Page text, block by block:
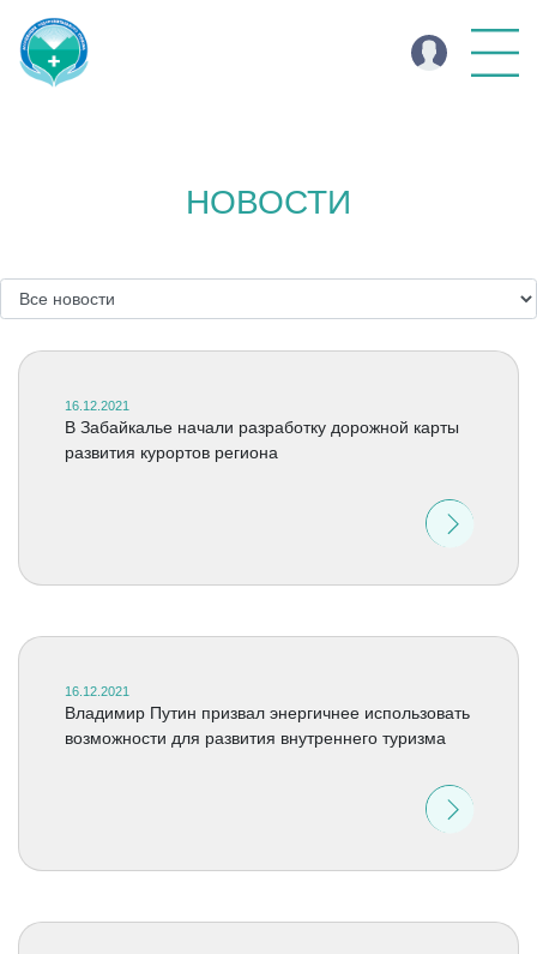
НОВОСТИ
16.12.2021
В Забайкалье начали разработку дорожной карты
развития курортов региона
16.12.2021
Владимир Путин призвал энергичнее использовать
возможности для развития внутреннего туризма